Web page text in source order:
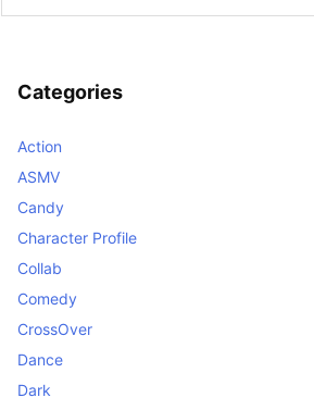
Categories
Action
ASMV
Candy
Character Profile
Collab
Comedy
CrossOver
Dance
Dark